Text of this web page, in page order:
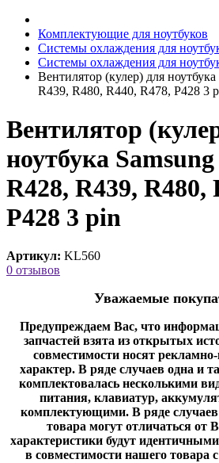
Комплектующие для ноутбуков
Системы охлаждения для
Системы охлаждения для
Вентилятор (кулер) для
R439, R480, R440, R478, P428 3
Вентилятор
ноутбука
R428, R439, R480,
P428 3 pin
Артикул: KL560
0 отзывов
Уважаемые
Предупреждаем Вас, что
запчастей взята из открытых
совместимости носят
характер. В ряде случаев одна и
комплектовалась несколькими
питания, клавиатур,
комплектующими. В ряде
товара могут отличаться от
характеристики будут
в совместимости нашего товара